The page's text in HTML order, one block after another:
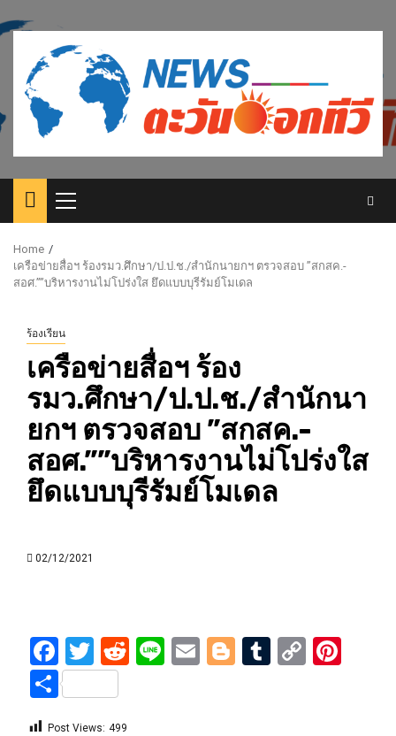
to
content
Primary
Menu
Home
เครือข่ายสื่อฯ ร้องรมว.ศึกษา/ป.ป.ช./สำนักนายกฯ ตรวจสอบ ”สกสค.-
สอศ.””บริหารงานไม่โปร่งใส ยึดแบบบุรีรัมย์โมเดล
ร้องเรียน
เครือข่ายสื่อฯ ร้อง
รมว.ศึกษา/ป.ป.ช./สำนักนา
ยกฯ ตรวจสอบ ”สกสค.-
สอศ.””บริหารงานไม่โปร่งใส
ยึดแบบบุรีรัมย์โมเดล
02/12/2021
Facebook
Twitter
Reddit
LineEmailBlogger
Tumblr
Copy
Share
Post Views: 499